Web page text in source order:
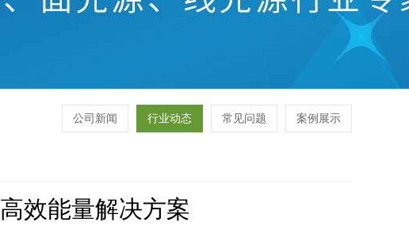
公司新闻 行业动态 常见问题 案例展示
效能量解决方案